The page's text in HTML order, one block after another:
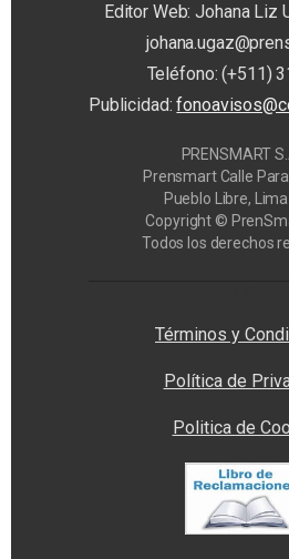
Editor Web: Johana Liz
Teléfono: (+511)
Publicidad:
PRENSMART
Prensmart Calle
Pueblo Libre,
Copyright ©
Todos los derechos
Términos y
Política de
Politica de